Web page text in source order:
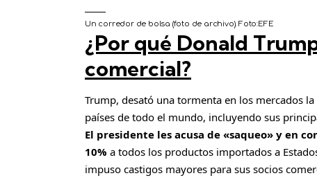
Un corredor de bolsa (foto de archivo). Foto:EFE
¿Por qué Donald
comercial?
Trump, desató una tormenta en los mercados
países de todo el mundo, incluyendo sus
El presidente les acusa de «saqueo» y en
10% a todos los productos importados a
impuso castigos mayores para sus socios